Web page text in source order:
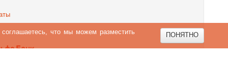
что мы можем разместить ПОНЯТНО